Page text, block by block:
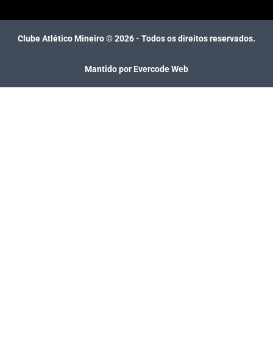
Clube Atlético Mineiro ©2026- Todos os direitos reservados.
Mantido por Evercode Web